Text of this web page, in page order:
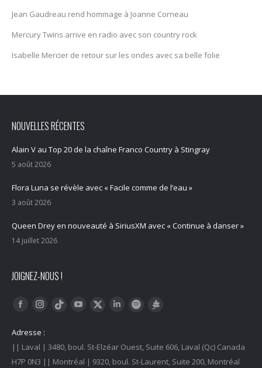
Jean Gaudreau rend hommage à Joanne Corneau
Mercury Twïns arrive en radio avec son country rock
Isabelle Mercier de retour sur les ondes avec sa belle folie
NOUVELLES RÉCENTES
Alain V au Top 20 de la chaîne Franco Country à Stingray
5 août 2026
Flora Luna se révèle avec « Facile comme de l’eau »
3 août 2026
Queen Drey en nouveauté à SiriusXM avec « Continue à danser »
14 juillet 2026
JOIGNEZ-NOUS !
Trouvez nous sur :
FacebookInstagram
Tiktok YouTubeTwitter LinkedInSpotify
Adresse :
|| Laval | 3480, boul. St-Elzéar Ouest, Suite 606, Laval (Qc) Canada
H7P 0N3 || Montréal | 9320, boul. St-Laurent, Suite 200, Montréal